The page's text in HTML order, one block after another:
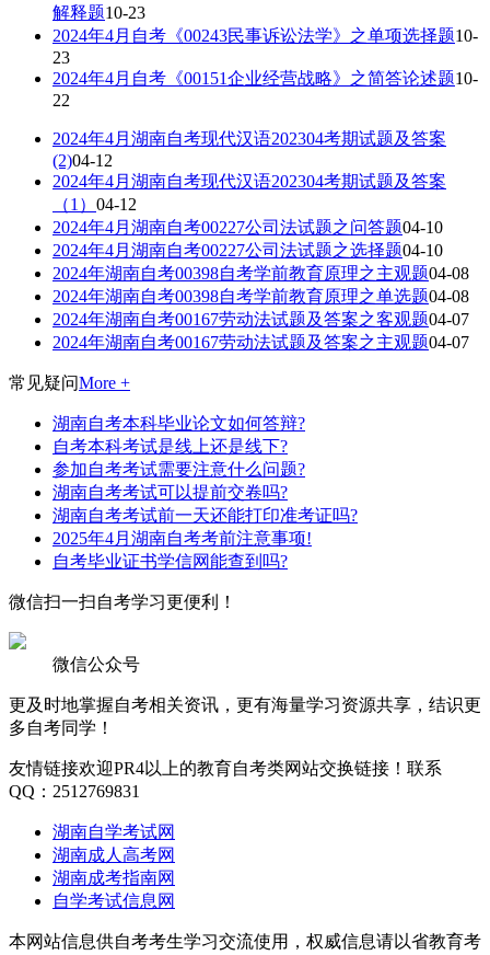
解释题10-23
2024年4月自考《00243民事诉讼法学》之单项选择题10-
23
2024年4月自考《00151企业经营战略》之简答论述题10-
22
2024年4月湖南自考现代汉语202304考期试题及答案
(2)04-12
2024年4月湖南自考现代汉语202304考期试题及答案
（1） 04-12
2024年4月湖南自考00227公司法试题之问答题04-10
2024年4月湖南自考00227公司法试题之选择题04-10
2024年湖南自考00398自考学前教育原理之主观题04-08
2024年湖南自考00398自考学前教育原理之单选题04-08
2024年湖南自考00167劳动法试题及答案之客观题04-07
2024年湖南自考00167劳动法试题及答案之主观题04-07
常见疑问More +
湖南自考本科毕业论文如何答辩?
自考本科考试是线上还是线下?
参加自考考试需要注意什么问题?
湖南自考考试可以提前交卷吗?
湖南自考考试前一天还能打印准考证吗?
2025年4月湖南自考考前注意事项!
自考毕业证书学信网能查到吗?
微信扫一扫自考学习更便利！
微信公众号
更及时地掌握自考相关资讯，更有海量学习资源共享，结识更
多自考同学！
友情链接欢迎PR4以上的教育自考类网站交换链接！联系
QQ：2512769831
湖南自学考试网
湖南成人高考网
湖南成考指南网
自学考试信息网
本网站信息供自考考生学习交流使用，权威信息请以省教育考